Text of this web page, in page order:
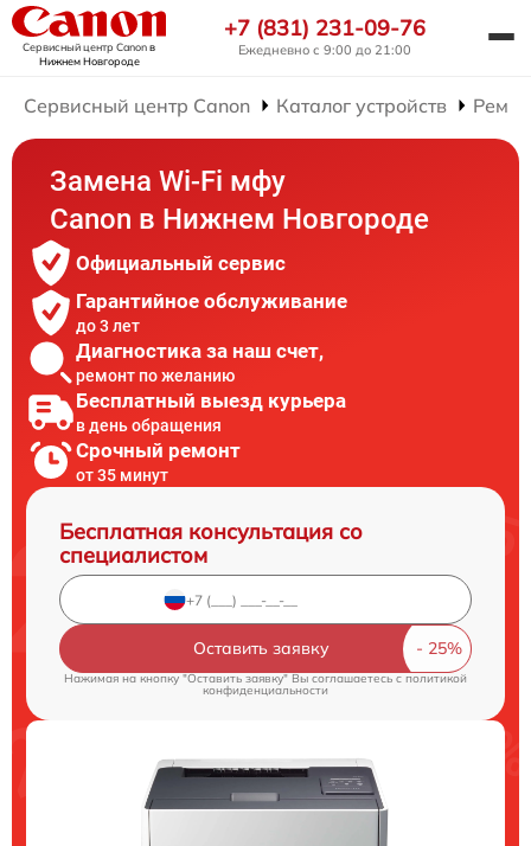
Сервисный центр Canonв
Нижнем Новгороде
+7 (831) 231-09-76
Ежедневно с 9:00 до 21:00
Сервисный центр Canon Каталог устройств
Замена Wi-Fi мфу
Canon в Нижнем Новгороде
Официальный сервис
Гарантийное обслуживание
до 3 лет
Диагностика за наш счет,
ремонт по желанию
Бесплатный выезд курьера
в день обращения
Срочный ремонт
от 35 минут
Бесплатная консультация со
специалистом
Оставить заявку
Нажимая на кнопку "Оставить заявку" Вы соглашаетесь cполитикой
конфиденциальности